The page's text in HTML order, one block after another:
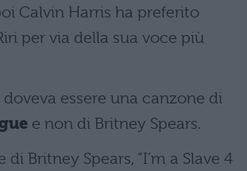
Calvin Harris ha preferito
per via della sua voce più
doveva essere una canzone di
e non di Britney Spears.
di Britney Spears, “I’m a Slave 4